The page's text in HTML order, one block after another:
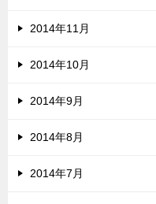
2014年11月
2014年10月
2014年9月
2014年8月
2014年7月